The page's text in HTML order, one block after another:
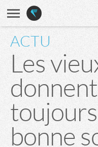
ACTU
Les
bonne